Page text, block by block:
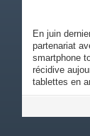
En juin
partenariat
smartphone
récidive
tablettes en